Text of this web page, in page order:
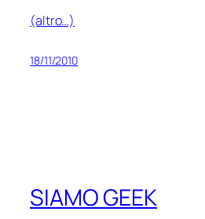
(altro…)
18/11/2010
SIAMO GEEK